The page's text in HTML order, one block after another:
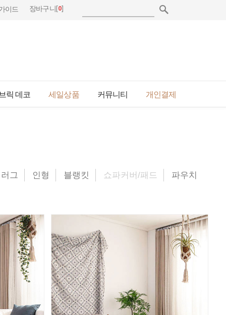
이드 장바구니[0]
릭 데코 세일상품 커뮤니티 개인결제
러그 인형 블랭킷 쇼파커버/패드 파우치